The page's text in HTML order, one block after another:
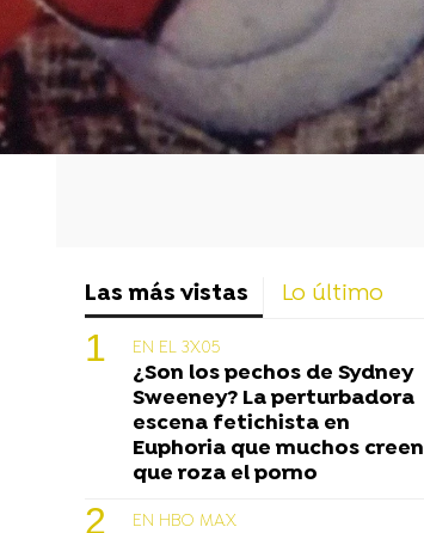
Las más vistas Lo último
EN EL 3X05
¿Son los pechos de Sydney
Sweeney? La perturbadora
escena fetichista en
Euphoria que muchos creen
que roza el porno
EN HBO MAX